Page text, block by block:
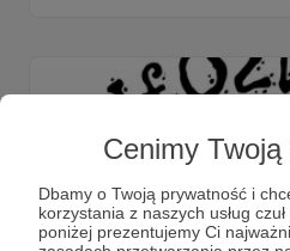
Cenimy
Dbamy o Twoją prywatność i
korzystania z naszych usług
poniżej prezentujemy Ci